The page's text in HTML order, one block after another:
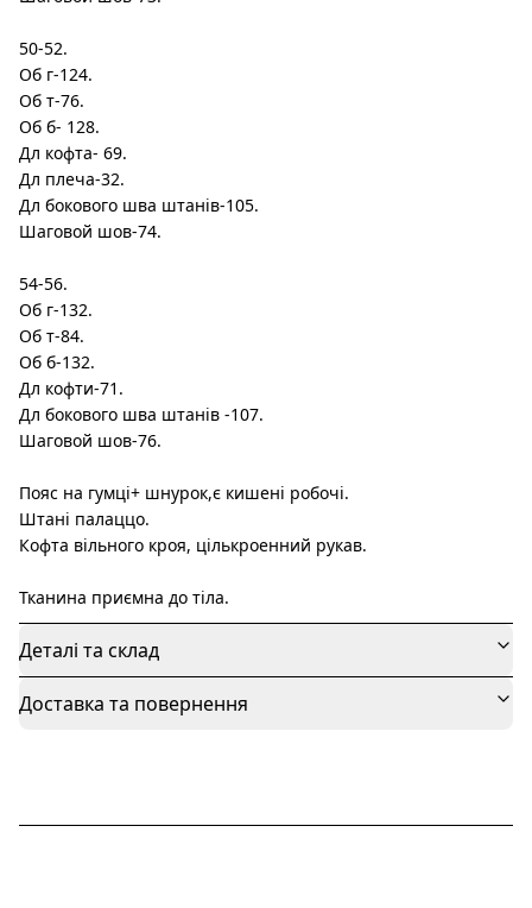
50-52.
Об г-124.
Об т-76.
Об б- 128.
Дл кофта- 69.
Дл плеча-32.
Дл бокового шва штанів-105.
Шаговой шов-74.
54-56.
Об г-132.
Об т-84.
Об б-132.
Дл кофти-71.
Дл бокового шва штанів -107.
Шаговой шов-76.
Пояс на гумці+ шнурок,є кишені робочі.
Штані палаццо.
Кофта вільного кроя, цількроенний рукав.
Тканина приємна до тіла.
Деталі та склад
Доставка та повернення